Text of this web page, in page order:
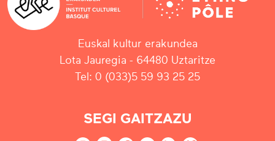
Euskal kultur erakundea
Lota Jauregia - 64480 Uztaritze
Tel: 0 (033)5 59 93 25 25
SEGI GAITZAZU